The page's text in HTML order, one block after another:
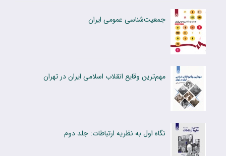
جمعیت‌شناسی عمومی ایران
مهم‌‎ترین وقایع انقلاب اسلامی ایران در تهران
نگاه اول به نظریه ارتباطات: جلد دوم